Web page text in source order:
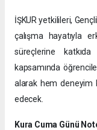
İŞKUR yetkilileri,
çalışma hayatıyla
süreçlerine
kapsamında
alarak hem deneyim
edecek.
Kura Cuma Günü